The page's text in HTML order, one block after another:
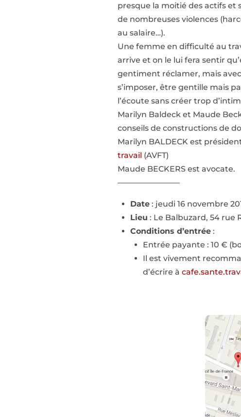
presque la moitié des actifs et
de nombreuses violences
au salaire…).
Une femme en difficulté au
arrive et on le lui fera sentir
gentiment réclamer, mais
s’imposer, être gentille mais
l’écoute sans créer trop
Marilyn Baldeck et Maude
conseils de constructions de
Marilyn BALDECK est
travail (AVFT)
Maude BECKERS est avocate.
————————
Date: jeudi 16 novembre
Lieu : Le Balbuzard, 54 rue
Conditions d’entrée:
Entrée payante : 10 €
Il est vivement
d’écrire à